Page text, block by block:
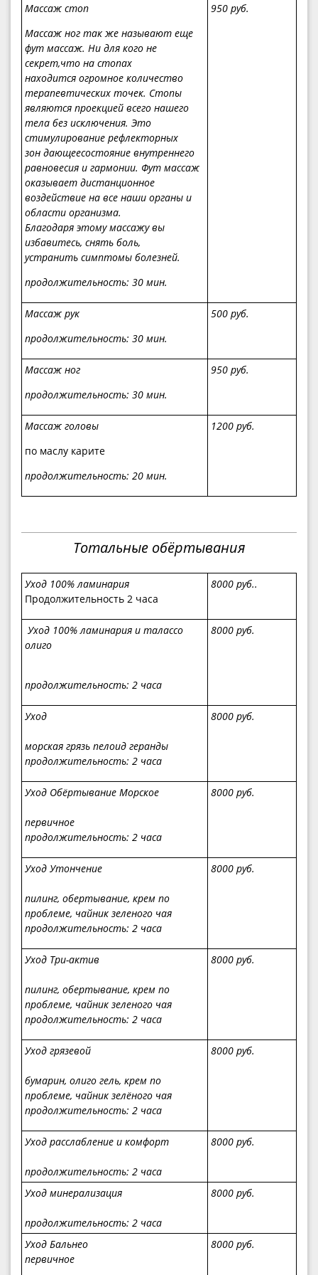
Массаж стоп
Массаж ног так же называют еще
фут массаж. Ни для кого не
секрет,что на стопах
находится огромное количество
терапевтических точек. Стопы
являются проекцией всего нашего
тела без исключения. Это
стимулирование рефлекторных
зон дающеесостояние внутреннего
равновесия и гармонии. Фут массаж
оказывает дистанционное
воздействие на все наши органы и
области организма.
Благодаря этому массажу вы
избавитесь, снять боль,
устранить симптомы болезней.
продолжительность: 30 мин.
950 руб.
Массаж рук
продолжительность: 30 мин.
500 руб.
Массаж ног
продолжительность: 30 мин.
950 руб.
Массаж головы
по маслу карите
продолжительность: 20 мин.
1200 руб.
Тотальные обёртывания
Уход 100% ламинария
Продолжительность 2 часа
8000 руб..
Уход 100% ламинария и талассо
олиго
продолжительность: 2 часа
8000 руб.
Уход
морская грязь пелоид геранды
продолжительность: 2 часа
8000 руб.
Уход Обёртывание Морское
первичное
продолжительность: 2 часа
8000 руб.
Уход Утончение
пилинг, обертывание, крем по
проблеме, чайник зеленого чая
продолжительность: 2 часа
8000 руб.
Уход Три-актив
пилинг, обертывание, крем по
проблеме, чайник зеленого чая
продолжительность: 2 часа
8000 руб.
Уход грязевой
бумарин, олиго гель, крем по
проблеме, чайник зелёного чая
продолжительность: 2 часа
8000 руб.
Уход расслабление и комфорт
продолжительность: 2 часа
8000 руб.
Уход минерализация
продолжительность: 2 часа
8000 руб.
Уход Бальнео
первичное
8000 руб.